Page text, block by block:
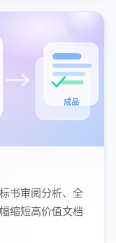
成品
书审阅分析、全
缩短高价值文档